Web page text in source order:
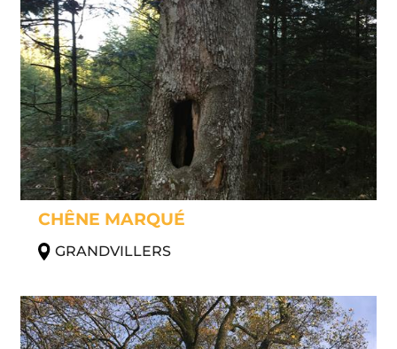
CHÊNE MARQUÉ
GRANDVILLERS